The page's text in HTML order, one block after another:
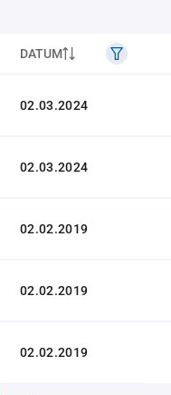
DATUM
02.03.2024
02.03.2024
02.02.2019
02.02.2019
02.02.2019